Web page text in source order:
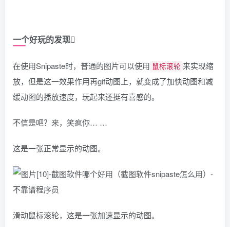
一个好玩的发现
在使用Snipaste时，普通的图片可以使用 鼠标滚轮 来实现缩
放，但是这一效果作用再gif动图上，就变成了加快动图和减
缓动图的播放速度，玩起来还挺有喜感的。
不信是吧？来，笑疯你… …
这是一张正常显示的动图。
滑动鼠标滚轮，这是一张加速显示的动图。